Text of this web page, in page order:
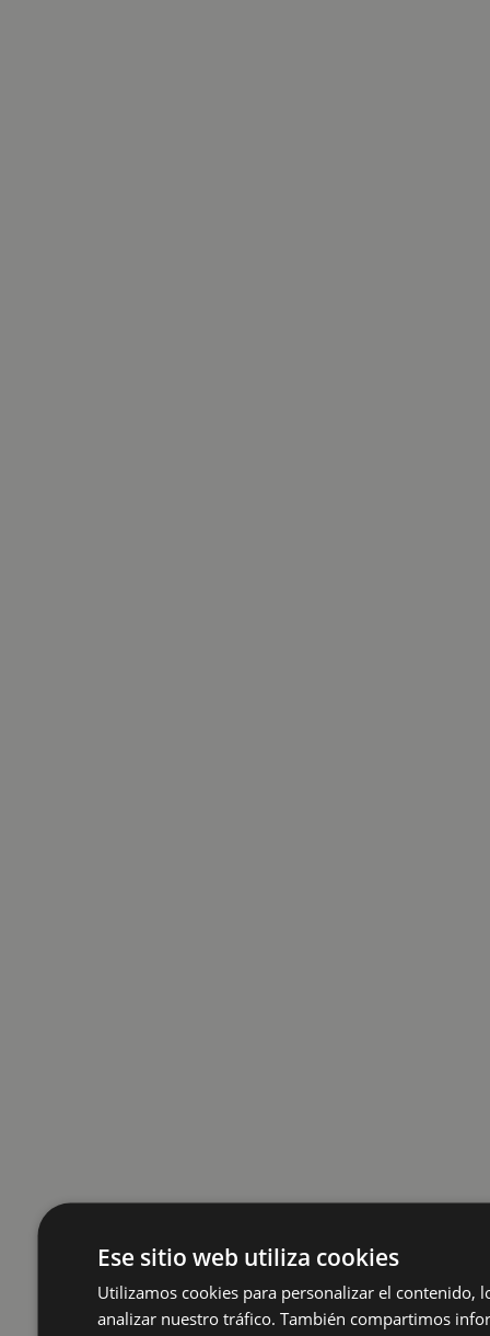
Ese sitio web utiliza cookies
Utilizamos cookies para personalizar el contenido,
analizar nuestro tráfico. También compartimos